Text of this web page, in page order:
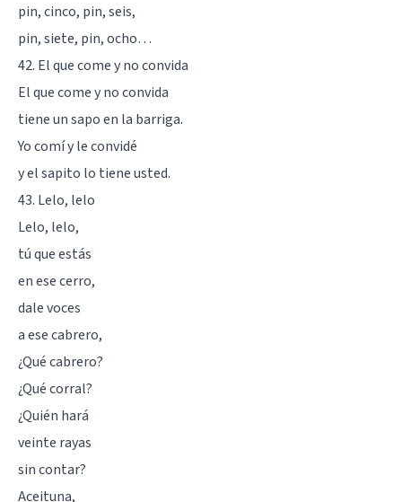
pin, cinco, pin, seis,
pin, siete, pin, ocho…
42. El que come y no convida
El que come y no convida
tiene un sapo en la barriga.
Yo comí y le convidé
y el sapito lo tiene usted.
43. Lelo, lelo
Lelo, lelo,
tú que estás
en ese cerro,
dale voces
a ese cabrero,
¿Qué cabrero?
¿Qué corral?
¿Quién hará
veinte rayas
sin contar?
Aceituna,